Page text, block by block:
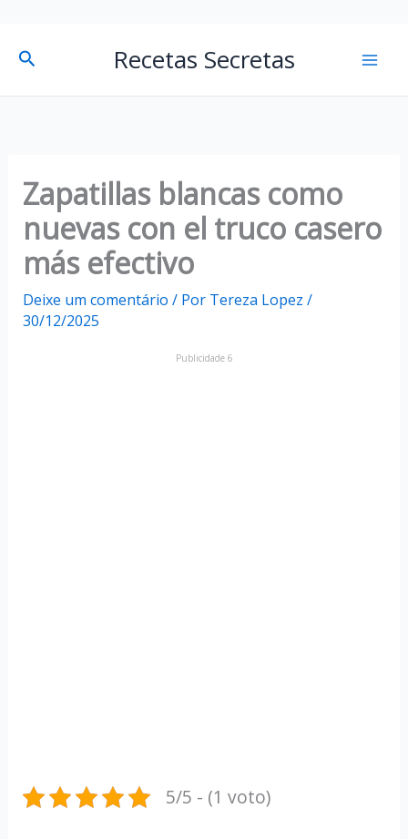
Pesquisar Recetas Secretas
Zapatillas blancas como
nuevas con el truco casero
más efectivo
Deixe um comentário / Por Tereza Lopez /
30/12/2025
Publicidade 6
5/5 - (1 voto)
e
s
i
a
r